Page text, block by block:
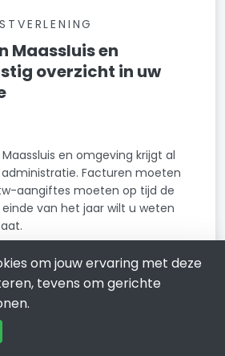
Maassluis en
overzicht in uw
en omgeving krijgt al
Facturen moeten
aangiftes moeten op tijd de
van het jaar wilt u weten
om jouw ervaring met deze
tevens om gerichte